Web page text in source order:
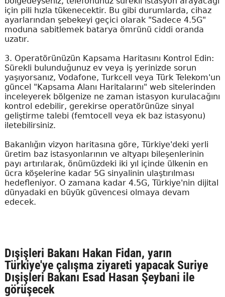
için pili hızla tükenecektir. Bu gibi durumlarda, cihaz
ayarlarından şebekeyi geçici olarak "Sadece 4.5G"
moduna sabitlemek batarya ömrünü ciddi oranda
uzatır.
3. Operatörünüzün Kapsama Haritasını Kontrol Edin:
Sürekli bulunduğunuz ev veya iş yerinizde sorun
yaşıyorsanız, Vodafone, Turkcell veya Türk Telekom'un
güncel "Kapsama Alanı Haritalarını" web sitelerinden
inceleyerek bölgenize ne zaman istasyon kurulacağını
kontrol edebilir, gerekirse operatörünüze sinyal
geliştirme talebi (femtocell veya ek baz istasyonu)
iletebilirsiniz.
Bakanlığın vizyon haritasına göre, Türkiye'deki yerli
üretim baz istasyonlarının ve altyapı bileşenlerinin
payı artırılarak, önümüzdeki iki yıl içinde ülkenin en
ücra köşelerine kadar 5G sinyalinin ulaştırılması
hedefleniyor. O zamana kadar 4.5G, Türkiye'nin dijital
dünyadaki en büyük güvencesi olmaya devam
edecek.
Dışişleri Bakanı Hakan Fidan, yarın
Türkiye'ye çalışma ziyareti yapacak Suriye
Dışişleri Bakanı Esad Hasan Şeybani ile
görüşecek